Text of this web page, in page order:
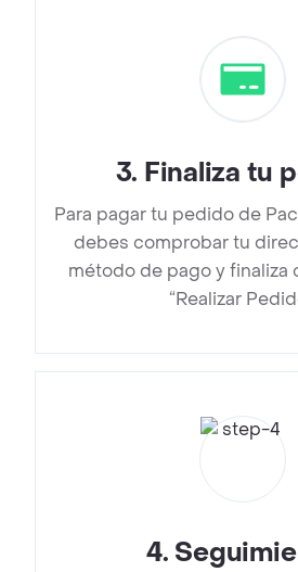
3. Finaliza tu
Para pagar tu pedido de
debes comprobar tu
método de pago y finaliza
“Realizar
4.